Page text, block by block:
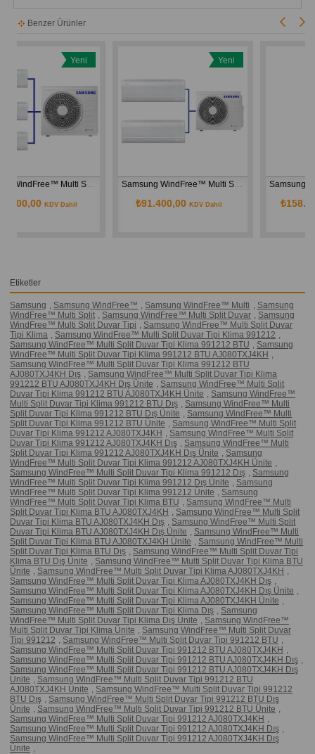
Benzer Ürünler
Samsung WindFree™ Multi Split Duvar Tipi Klima 9+9 BTU AJ050TXJ2KH Dış Ünite
₺91.400,00
Samsung WindFree™ Multi Split Duvar Tipi Klima 9+9+9+12 BTU AJ080TXJ4KH Dış Ünite
₺158.500,00
Etiketler
Samsung , Samsung WindFree™ , Samsung WindFree™ Multi , Samsung
WindFree™ Multi Split , Samsung WindFree™ Multi Split Duvar , Samsung
WindFree™ Multi Split Duvar Tipi , Samsung WindFree™ Multi Split Duvar
Tipi Klima , Samsung WindFree™ Multi Split Duvar Tipi Klima 991212 ,
Samsung WindFree™ Multi Split Duvar Tipi Klima 991212 BTU , Samsung
WindFree™ Multi Split Duvar Tipi Klima 991212 BTU AJ080TXJ4KH ,
Samsung WindFree™ Multi Split Duvar Tipi Klima 991212 BTU
AJ080TXJ4KH Dış , Samsung WindFree™ Multi Split Duvar Tipi Klima
991212 BTU AJ080TXJ4KH Dış Ünite , Samsung WindFree™ Multi Split
Duvar Tipi Klima 991212 BTU AJ080TXJ4KH Ünite , Samsung WindFree™
Multi Split Duvar Tipi Klima 991212 BTU Dış , Samsung WindFree™ Multi
Split Duvar Tipi Klima 991212 BTU Dış Ünite , Samsung WindFree™ Multi
Split Duvar Tipi Klima 991212 BTU Ünite , Samsung WindFree™ Multi Split
Duvar Tipi Klima 991212 AJ080TXJ4KH , Samsung WindFree™ Multi Split
Duvar Tipi Klima 991212 AJ080TXJ4KH Dış , Samsung WindFree™ Multi
Split Duvar Tipi Klima 991212 AJ080TXJ4KH Dış Ünite , Samsung
WindFree™ Multi Split Duvar Tipi Klima 991212 AJ080TXJ4KH Ünite ,
Samsung WindFree™ Multi Split Duvar Tipi Klima 991212 Dış , Samsung
WindFree™ Multi Split Duvar Tipi Klima 991212 Dış Ünite , Samsung
WindFree™ Multi Split Duvar Tipi Klima 991212 Ünite , Samsung
WindFree™ Multi Split Duvar Tipi Klima BTU , Samsung WindFree™ Multi
Split Duvar Tipi Klima BTU AJ080TXJ4KH , Samsung WindFree™ Multi Split
Duvar Tipi Klima BTU AJ080TXJ4KH Dış , Samsung WindFree™ Multi Split
Duvar Tipi Klima BTU AJ080TXJ4KH Dış Ünite , Samsung WindFree™ Multi
Split Duvar Tipi Klima BTU AJ080TXJ4KH Ünite , Samsung WindFree™ Multi
Split Duvar Tipi Klima BTU Dış , Samsung WindFree™ Multi Split Duvar Tipi
Klima BTU Dış Ünite , Samsung WindFree™ Multi Split Duvar Tipi Klima BTU
Ünite , Samsung WindFree™ Multi Split Duvar Tipi Klima AJ080TXJ4KH ,
Samsung WindFree™ Multi Split Duvar Tipi Klima AJ080TXJ4KH Dış ,
Samsung WindFree™ Multi Split Duvar Tipi Klima AJ080TXJ4KH Dış Ünite ,
Samsung WindFree™ Multi Split Duvar Tipi Klima AJ080TXJ4KH Ünite ,
Samsung WindFree™ Multi Split Duvar Tipi Klima Dış , Samsung
WindFree™ Multi Split Duvar Tipi Klima Dış Ünite , Samsung WindFree™
Multi Split Duvar Tipi Klima Ünite , Samsung WindFree™ Multi Split Duvar
Tipi 991212 , Samsung WindFree™ Multi Split Duvar Tipi 991212 BTU ,
Samsung WindFree™ Multi Split Duvar Tipi 991212 BTU AJ080TXJ4KH ,
Samsung WindFree™ Multi Split Duvar Tipi 991212 BTU AJ080TXJ4KH Dış ,
Samsung WindFree™ Multi Split Duvar Tipi 991212 BTU AJ080TXJ4KH Dış
Ünite , Samsung WindFree™ Multi Split Duvar Tipi 991212 BTU
AJ080TXJ4KH Ünite , Samsung WindFree™ Multi Split Duvar Tipi 991212
BTU Dış , Samsung WindFree™ Multi Split Duvar Tipi 991212 BTU Dış
Ünite , Samsung WindFree™ Multi Split Duvar Tipi 991212 BTU Ünite ,
Samsung WindFree™ Multi Split Duvar Tipi 991212 AJ080TXJ4KH ,
Samsung WindFree™ Multi Split Duvar Tipi 991212 AJ080TXJ4KH Dış ,
Samsung WindFree™ Multi Split Duvar Tipi 991212 AJ080TXJ4KH Dış
Ünite ,